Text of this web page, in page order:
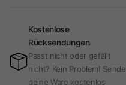
Kostenlose
Rücksendungen
Passt nicht oder gefällt
nicht? Kein Problem! Sende
deine Ware kostenlos